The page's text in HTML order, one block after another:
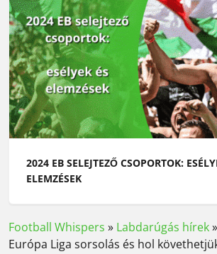
2024 EB SELEJTEZŐ CSOPORTOK:
ELEMZÉSEK
Football Whispers » Labdarúgás hírek»
Európa Liga sorsolás és hol